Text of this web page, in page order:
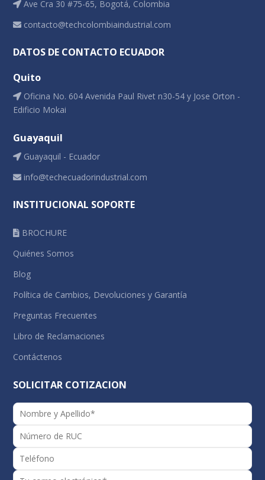
Ave Cra 30 #75-65, Bogotá, Colombia
contacto@techcolombiaindustrial.com
DATOS DE CONTACTO ECUADOR
Quito
Oficina No. 604 Avenida Paul Rivet n30-54 y Jose Orton -
Edificio Mokai
Guayaquil
Guayaquil - Ecuador
info@techecuadorindustrial.com
INSTITUCIONAL SOPORTE
BROCHURE
Quiénes Somos
Blog
Política de Cambios, Devoluciones y Garantía
Preguntas Frecuentes
Libro de Reclamaciones
Contáctenos
SOLICITAR COTIZACION